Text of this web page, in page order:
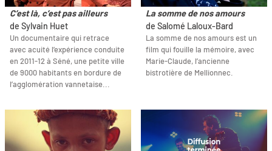
C’est là, c’est pas ailleurs
de Sylvain Huet
Un documentaire qui retrace
avec acuité l’expérience conduite
en 2011-12 à Séné, une petite ville
de 9000 habitants en bordure de
l’agglomération vannetaise...
La somme de nos amours
de Salomé Laloux-Bard
La somme de nos amours est un
film qui fouille la mémoire, avec
Marie-Claude, l’ancienne
bistrotière de Mellionnec.